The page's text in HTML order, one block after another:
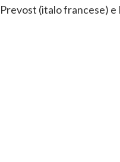
Prevost (italo francese)